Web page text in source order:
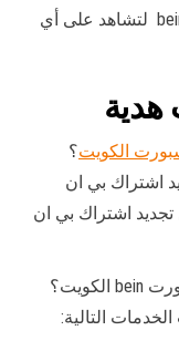
العالمية. أيضا خدمة beinsports connect لتشاهد على أي
الكويت؟
اشتراك بي ان
اشتراك بي ان
ما هي الخدمات المقدمة من قبل وكيل سبورت bein الكويت؟
التالية: